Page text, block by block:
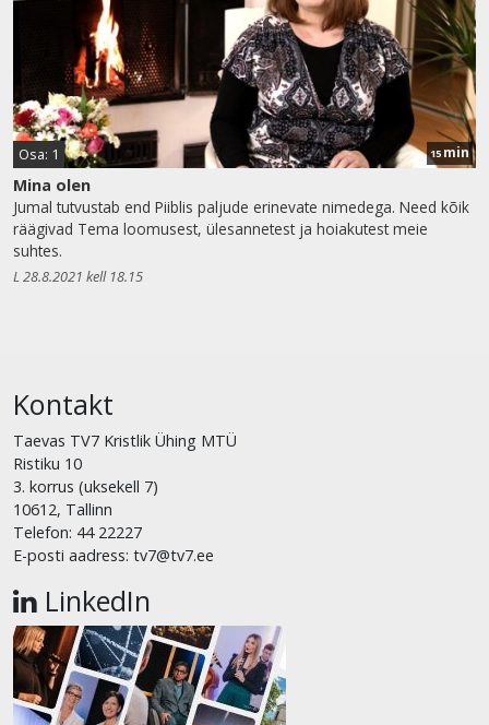
Osa: 1 15 min
Mina olen
Jumal tutvustab end Piiblis paljude erinevate nimedega. Need kõik
räägivad Tema loomusest, ülesannetest ja hoiakutest meie
suhtes.
L 28.8.2021 kell 18.15
Kontakt
Taevas TV7 Kristlik Ühing MTÜ
Ristiku 10
3. korrus (uksekell 7)
10612, Tallinn
Telefon: 44 22227
E-posti aadress: tv7@tv7.ee
LinkedIn